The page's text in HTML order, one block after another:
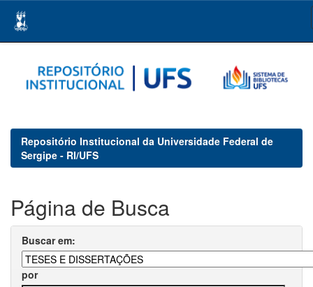
navigation
Repositório Institucional da Universidade Federal de
Sergipe - RI/UFS
Página de Busca
Buscar em:
por